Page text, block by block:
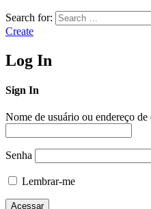
Search for:
Create
Log In
Sign In
Nome de usuário ou endereço de
Senha
Lembrar-me